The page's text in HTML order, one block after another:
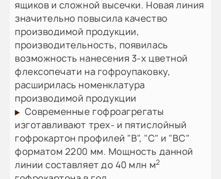
ящиков и сложной высечки. Новая линия
значительно повысила качество
производимой продукции,
производительность, появилась
возможность нанесения 3-х цветной
флексопечати на гофроупаковку,
расширилась номенклатура
производимой продукции
Современные гофроагрегаты
изготавливают трех- и пятислойный
гофрокартон профилей "B", "C" и "BC"
форматом 2200 мм. Мощность данной
линии составляет до 40 млн м2